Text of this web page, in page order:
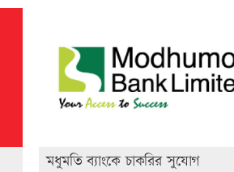
মধুমতি ব্যাংকে চাকরির সুযোগ